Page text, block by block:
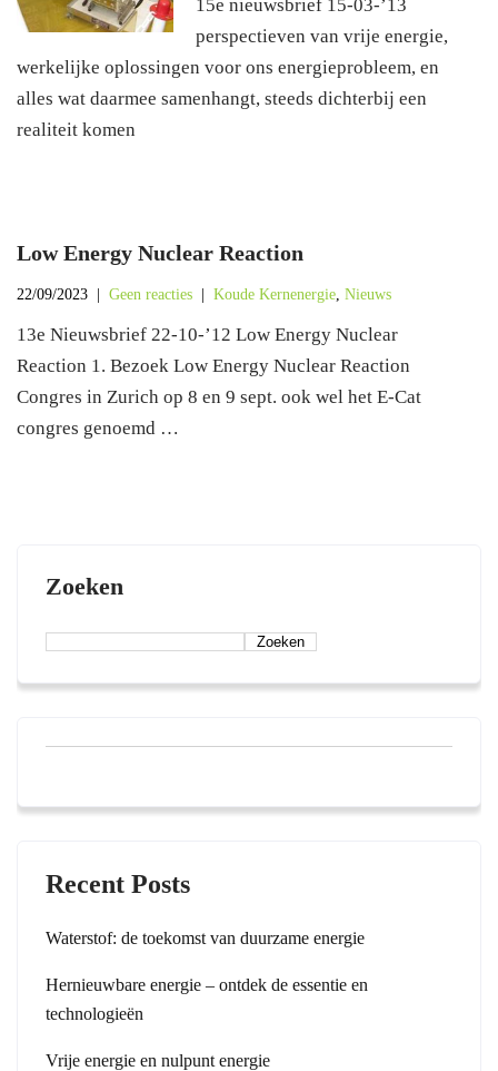
15e nieuwsbrief 15-03-’13
perspectieven van vrije energie,
werkelijke oplossingen voor ons energieprobleem, en
alles wat daarmee samenhangt, steeds dichterbij een
realiteit komen
Low Energy Nuclear Reaction
22/09/2023 Geen reacties Koude Kernenergie, Nieuws
13e Nieuwsbrief 22-10-’12 Low Energy Nuclear
Reaction 1. Bezoek Low Energy Nuclear Reaction
Congres in Zurich op 8 en 9 sept. ook wel het E-Cat
congres genoemd …
Zoeken
Zoeken
Recent Posts
Waterstof: de toekomst van duurzame energie
Hernieuwbare energie – ontdek de essentie en
technologieën
Vrije energie en nulpunt energie